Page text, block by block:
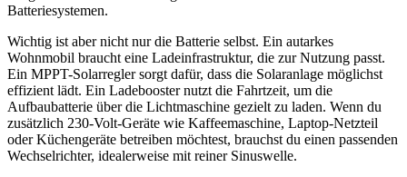
Batteriesystemen.
Wichtig ist aber nicht nur die Batterie selbst. Ein autarkes
Wohnmobil braucht eine Ladeinfrastruktur, die zur Nutzung passt.
Ein MPPT-Solarregler sorgt dafür, dass die Solaranlage möglichst
effizient lädt. Ein Ladebooster nutzt die Fahrtzeit, um die
Aufbaubatterie über die Lichtmaschine gezielt zu laden. Wenn du
zusätzlich 230-Volt-Geräte wie Kaffeemaschine, Laptop-Netzteil
oder Küchengeräte betreiben möchtest, brauchst du einen passenden
Wechselrichter, idealerweise mit reiner Sinuswelle.